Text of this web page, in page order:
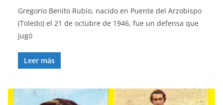
Gregorio Benito Rubio, nacido en Puente del Arzobispo
(Toledo) el 21 de octubre de 1946, fue un defensa que
jugó
Leer más